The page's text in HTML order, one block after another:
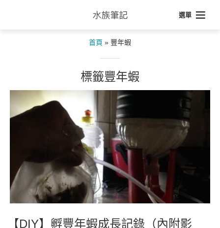
選單
首頁 » 豐年蝦
標籤豐年蝦
【DIY】孵豐年蝦成長記錄（內附影